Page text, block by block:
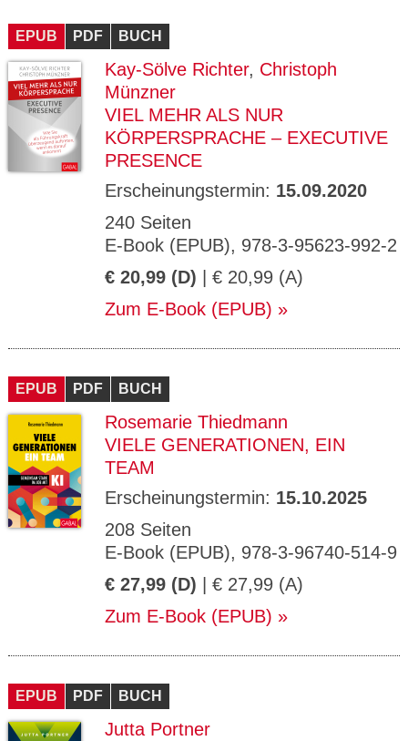
EPUB PDF BUCH
Kay-Sölve Richter, Christoph
Münzner
VIEL MEHR ALS NUR
KÖRPERSPRACHE – EXECUTIVE
PRESENCE
Erscheinungstermin: 15.09.2020
240 Seiten
E-Book (EPUB), 978-3-95623-992-2
€ 20,99 (D) | € 20,99 (A)
Zum E-Book (EPUB)
EPUB PDF BUCH
Rosemarie Thiedmann
VIELE GENERATIONEN, EIN
TEAM
Erscheinungstermin: 15.10.2025
208 Seiten
E-Book (EPUB), 978-3-96740-514-9
€ 27,99 (D) | € 27,99 (A)
Zum E-Book (EPUB)
EPUB PDF BUCH
Jutta Portner